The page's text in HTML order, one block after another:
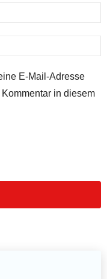
E-Mail-Adresse
in diesem